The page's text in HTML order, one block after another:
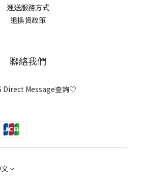
運送服務方式
退換貨政策
聯絡我們
Direct Message查詢♡